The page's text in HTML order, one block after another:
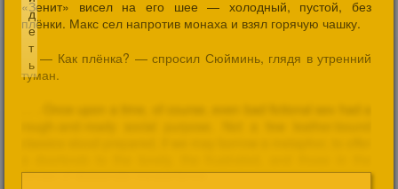
«Зенит» висел на его шее — холодный, пустой, без
плёнки. Макс сел напротив монаха и взял горячую чашку.
— Как плёнка? — спросил Сюйминь, глядя в утренний
туман.